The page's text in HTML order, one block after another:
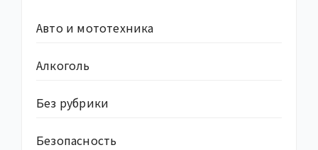
Авто и мототехника
Алкоголь
Без рубрики
Безопасность